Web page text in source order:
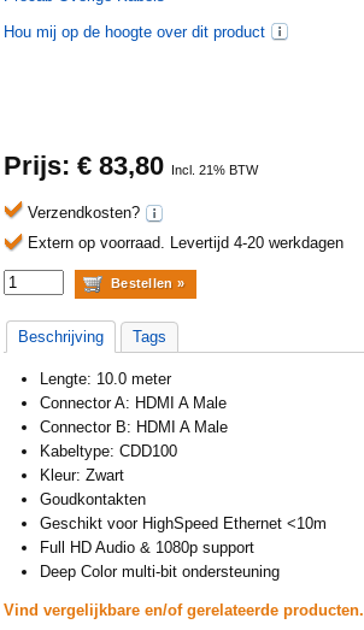
Hou mij op de hoogte over dit product
Prijs: € 83,80 Incl. 21% BTW
Verzendkosten?
Extern op voorraad. Levertijd 4-20 werkdagen
Beschrijving Tags
Lengte: 10.0 meter
Connector A: HDMI A Male
Connector B: HDMI A Male
Kabeltype: CDD100
Kleur: Zwart
Goudkontakten
Geschikt voor HighSpeed Ethernet <10m
Full HD Audio & 1080p support
Deep Color multi-bit ondersteuning
Vind vergelijkbare en/of gerelateerde producten.